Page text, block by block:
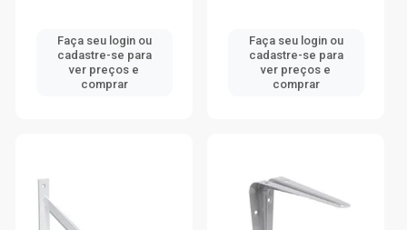
Faça seu login ou
cadastre-se para
ver preços e
comprar
Faça seu login ou
cadastre-se para
ver preços e
comprar